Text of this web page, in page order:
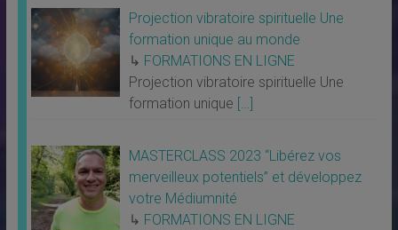
Projection vibratoire spirituelle Une
formation unique au monde
↳ FORMATIONS EN LIGNE
Projection vibratoire spirituelle Une
formation unique […]
MASTERCLASS 2023 “Libérez vos
merveilleux potentiels” et développez
votre Médiumnité
↳ FORMATIONS EN LIGNE